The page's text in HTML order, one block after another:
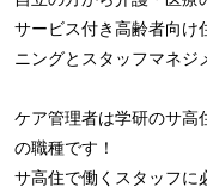
サービス付き高齢者向け
ニングとスタッフマネジ
ケア管理者は学研のサ高
の職種です！
サ高住で働くスタッフに